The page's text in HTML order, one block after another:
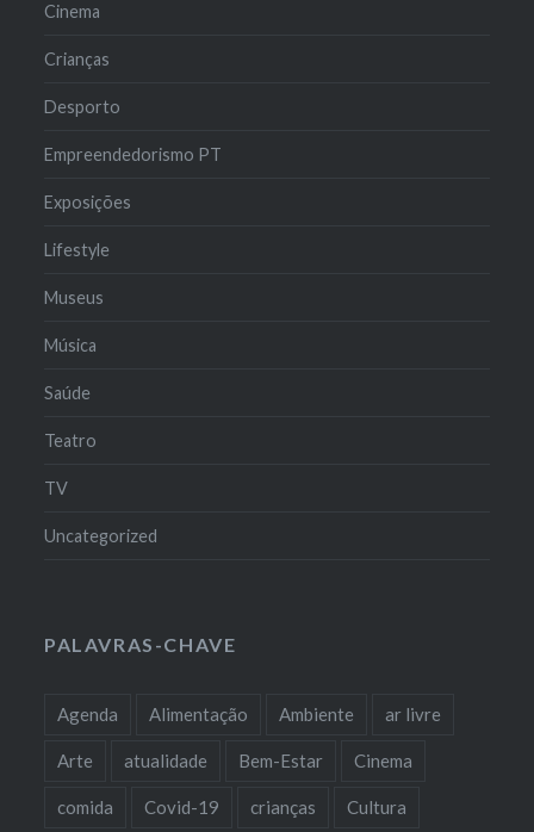
Cinema
Crianças
Desporto
Empreendedorismo PT
Exposições
Lifestyle
Museus
Música
Saúde
Teatro
TV
Uncategorized
PALAVRAS-CHAVE
Agenda Alimentação Ambiente ar livre
Arte atualidade Bem-Estar Cinema
comida Covid-19 crianças Cultura